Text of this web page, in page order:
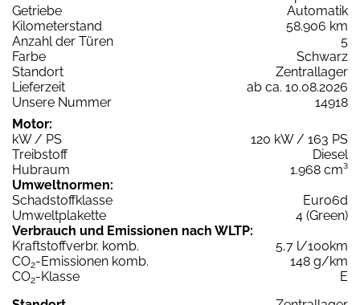
Getriebe
Automatik
Kilometerstand
58.906 km
Anzahl der Türen
5
Farbe
Schwarz
Standort
Zentrallager
Lieferzeit
ab ca. 10.08.2026
Unsere Nummer
14918
Motor:
kW / PS
120 kW / 163 PS
Treibstoff
Diesel
Hubraum
1.968 cm³
Umweltnormen:
Schadstoffklasse
Euro6d
Umweltplakette
4 (Green)
Verbrauch und Emissionen nach WLTP:
Kraftstoffverbr. komb.
5,7 l/100km
CO2-Emissionen komb.
148 g/km
CO2-Klasse
E